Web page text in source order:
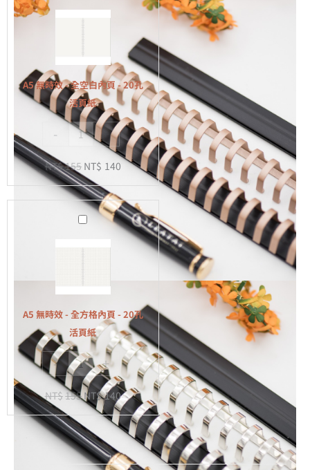
無
效
全
空
白
內
-
20
孔
活
A5 無時效 - 全空白內頁 - 20孔
活頁紙
- +
NT$155 NT$ 140
A5
效
-
全
方
內
頁
-
孔
活
A5 無時效 - 全方格內頁 - 20孔
活頁紙
- +
NT$155NT$140